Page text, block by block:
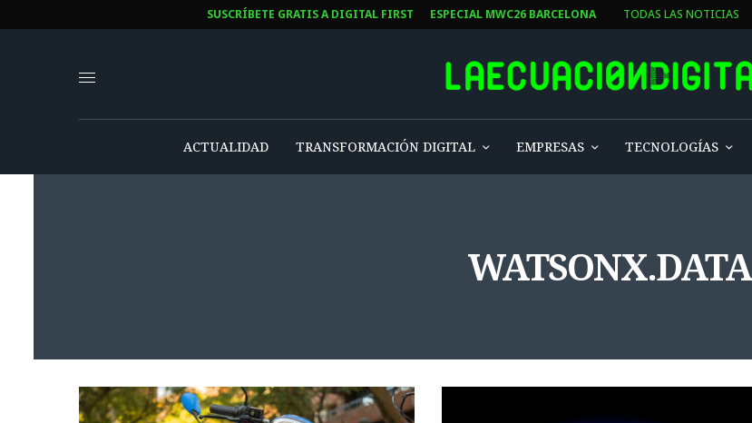
SUSCRÍBETE GRATIS A DIGITAL FIRST ESPECIAL MWC26 BARCELONA TODAS LAS NOTICIAS
ACTUALIDAD TRANSFORMACIÓN DIGITAL EMPRESAS TECNOLOGÍAS
WATSONX.DATA